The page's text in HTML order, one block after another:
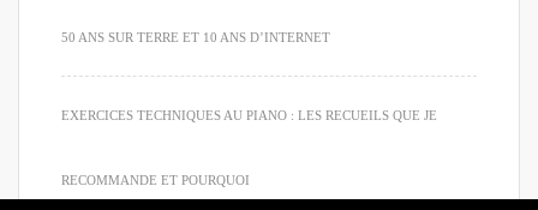
50 ANS SUR TERRE ET 10 ANS D’INTERNET
EXERCICES TECHNIQUES AU PIANO : LES RECUEILS QUE JE
RECOMMANDE ET POURQUOI